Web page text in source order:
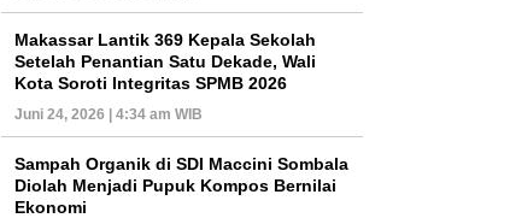
Makassar Lantik 369 Kepala Sekolah
Setelah Penantian Satu Dekade, Wali
Kota Soroti Integritas SPMB 2026
Juni 24, 2026 | 4:34 am WIB
Sampah Organik di SDI Maccini Sombala
Diolah Menjadi Pupuk Kompos Bernilai
Ekonomi